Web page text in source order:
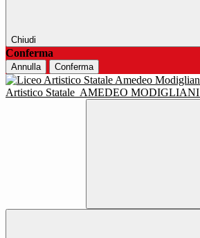
Chiudi
Conferma
Annulla Conferma
Artistico Statale AMEDEO MODIGLIANI